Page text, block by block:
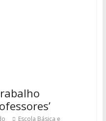
Escola Básica e